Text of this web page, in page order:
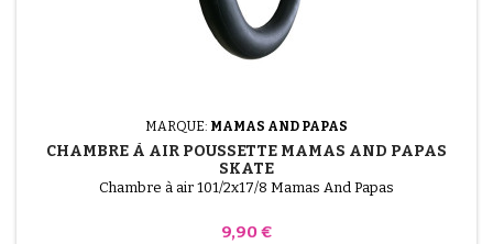
MARQUE: MAMAS AND PAPAS
CHAMBRE À AIR POUSSETTE MAMAS AND PAPAS
SKATE
Chambre à air 101/2x17/8 Mamas And Papas
Prix
9,90 €